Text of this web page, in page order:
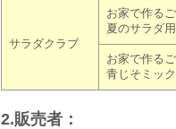
サラダクラブ
お家で作る
夏のサラダ用
お家で作る
青じそミッ
2.販売者：